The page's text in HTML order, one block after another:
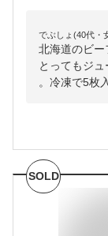
でぶしょ(40代・
北海道のビ
とってもジ
。冷凍で5枚
SOLD